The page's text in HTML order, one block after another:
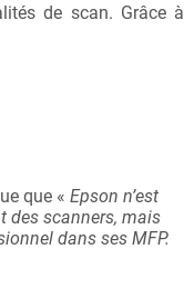
de scan. Grâce à
que « Epson n’est
des scanners, mais
dans ses MFP.